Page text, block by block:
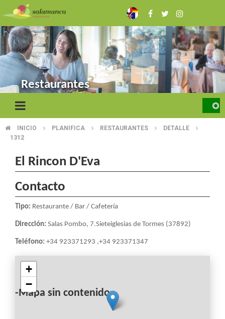
to
main
content
Restaurantes
BREADCRUMB
INICIO PLANIFICA RESTAURANTES
DETALLE
1312
El Rincon D'Eva
Contacto
Tipo: Restaurante / Bar / Cafetería
Dirección: Salas Pombo, 7.Sieteiglesias de Tormes (37892)
Teléfono: +34 923371293 ,+34 923371347
-Mapa sin contenido-
+
−